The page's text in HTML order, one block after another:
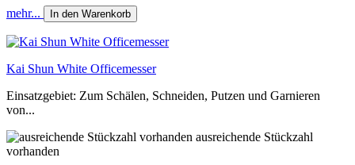
mehr... In den Warenkorb
Kai Shun White Officemesser
Einsatzgebiet: Zum Schälen, Schneiden, Putzen und Garnieren
von...
ausreichende Stückzahl
vorhanden